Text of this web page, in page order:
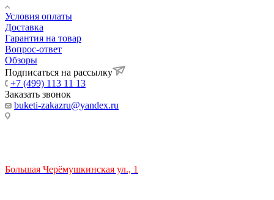
Условия оплаты
Доставка
Гарантия на товар
Вопрос-ответ
Обзоры
Подписаться на рассылку
+7 (499) 113 11 13
Заказать звонок
buketi-zakazru@yandex.ru
Большая Черёмушкинская ул., 1